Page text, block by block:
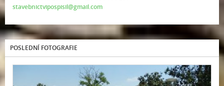
stavebnictvipospisil@gmail.com
POSLEDNÍ FOTOGRAFIE